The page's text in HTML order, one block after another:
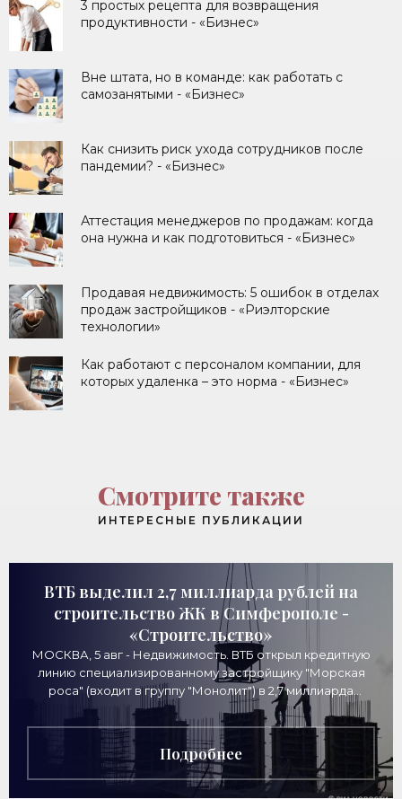
3 простых рецепта для возвращения
продуктивности - «Бизнес»
Вне штата, но в команде: как работать с
самозанятыми - «Бизнес»
Как снизить риск ухода сотрудников после
пандемии? - «Бизнес»
Аттестация менеджеров по продажам: когда
она нужна и как подготовиться - «Бизнес»
Продавая недвижимость: 5 ошибок в отделах
продаж застройщиков - «Риэлторские
технологии»
Как работают с персоналом компании, для
которых удаленка – это норма - «Бизнес»
Смотрите также
ИНТЕРЕСНЫЕ ПУБЛИКАЦИИ
ВТБ выделил 2,7 миллиарда рублей на
строительство ЖК в Симферополе -
«Строительство»
МОСКВА, 5 авг - Недвижимость. ВТБ открыл кредитную
линию специализированному застройщику "Морская
роса" (входит в группу "Монолит") в 2,7 миллиарда
рублей для
Подробнее